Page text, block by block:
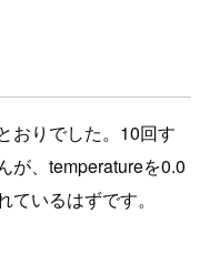
おりでした。10回す
が、temperatureを0.0
いるはずです。